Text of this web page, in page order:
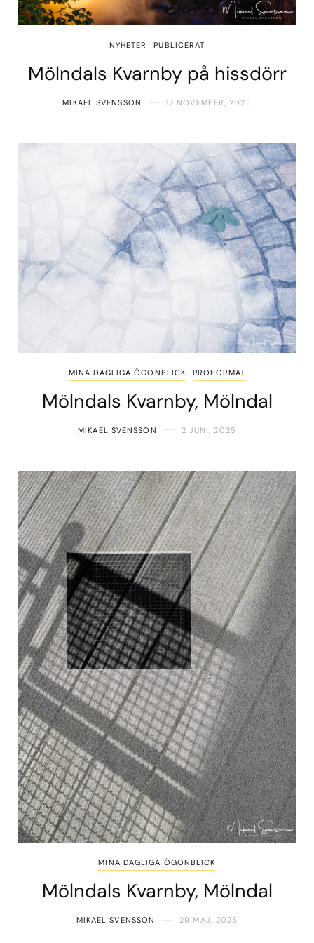
NYHETER PUBLICERAT
Mölndals Kvarnby på hissdörr
MIKAEL SVENSSON 12 NOVEMBER, 2025
MINA DAGLIGA ÖGONBLICK PROFORMAT
Mölndals Kvarnby, Mölndal
MIKAEL SVENSSON 2 JUNI, 2025
MINA DAGLIGA ÖGONBLICK
Mölndals Kvarnby, Mölndal
MIKAEL SVENSSON 29 MAJ, 2025